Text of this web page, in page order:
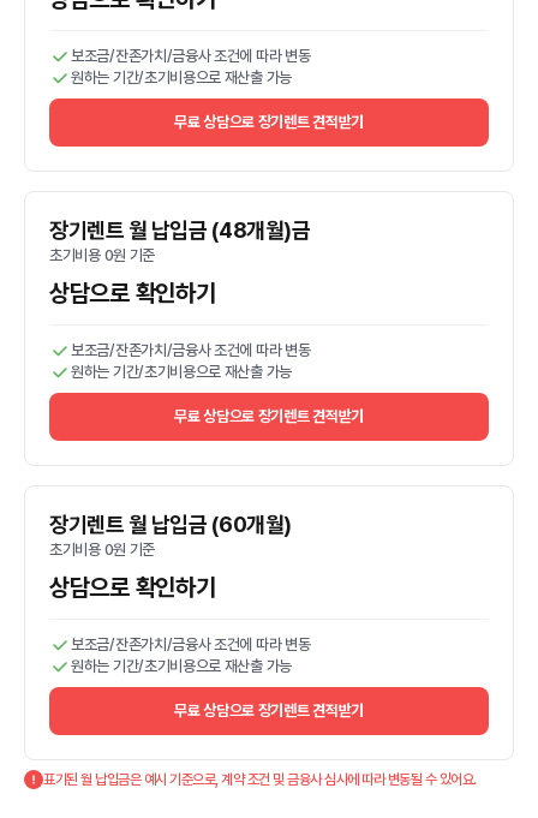
보조금/잔존가치/금융사 조건에 따라 변동
원하는 기간/초기비용으로 재산출 가능
무료 상담으로 장기렌트 견적받기
장기렌트 월 납입금 (48개월)금
초기비용 0원 기준
상담으로 확인하기
보조금/잔존가치/금융사 조건에 따라 변동
원하는 기간/초기비용으로 재산출 가능
무료 상담으로 장기렌트 견적받기
장기렌트 월 납입금 (60개월)
초기비용 0원 기준
상담으로 확인하기
보조금/잔존가치/금융사 조건에 따라 변동
원하는 기간/초기비용으로 재산출 가능
무료 상담으로 장기렌트 견적받기
표기된 월 납입금은 예시 기준으로, 계약 조건 및 금융사 심사에 따라 변동될 수 있어요.